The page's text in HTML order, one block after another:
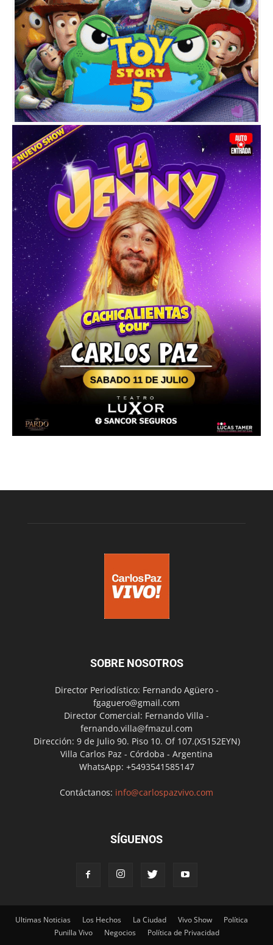
SOBRE NOSOTROS
Director Periodístico: Fernando Agüero -
fgaguero@gmail.com
Director Comercial: Fernando Villa -
fernando.villa@fmazul.com
Dirección: 9 de Julio 90. Piso 10. Of 107.(X5152EYN)
Villa Carlos Paz - Córdoba - Argentina
WhatsApp: +5493541585147
Contáctanos: info@carlospazvivo.com
SÍGUENOS
Ultimas Noticias Los Hechos La Ciudad Vivo Show
Política
Punilla Vivo
Negocios Política de Privacidad